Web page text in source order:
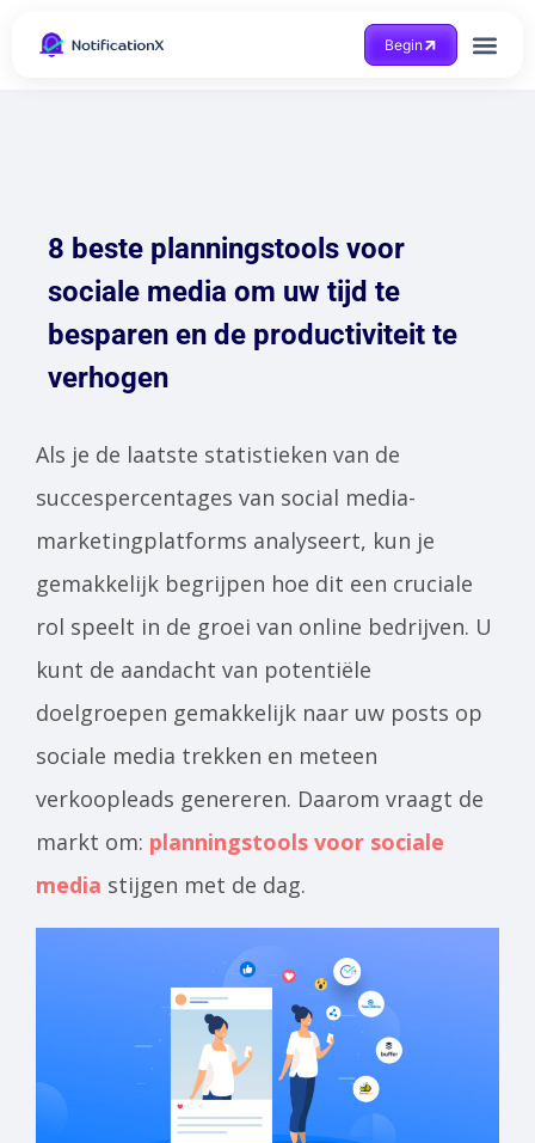
Begin
8 beste planningstools voor
sociale media om uw tijd te
besparen en de productiviteit te
verhogen
Als je de laatste statistieken van de
succespercentages van social media-
marketingplatforms analyseert, kun je
gemakkelijk begrijpen hoe dit een cruciale
rol speelt in de groei van online bedrijven. U
kunt de aandacht van potentiële
doelgroepen gemakkelijk naar uw posts op
sociale media trekken en meteen
verkoopleads genereren. Daarom vraagt de
markt om: planningstools voor sociale
media stijgen met de dag.